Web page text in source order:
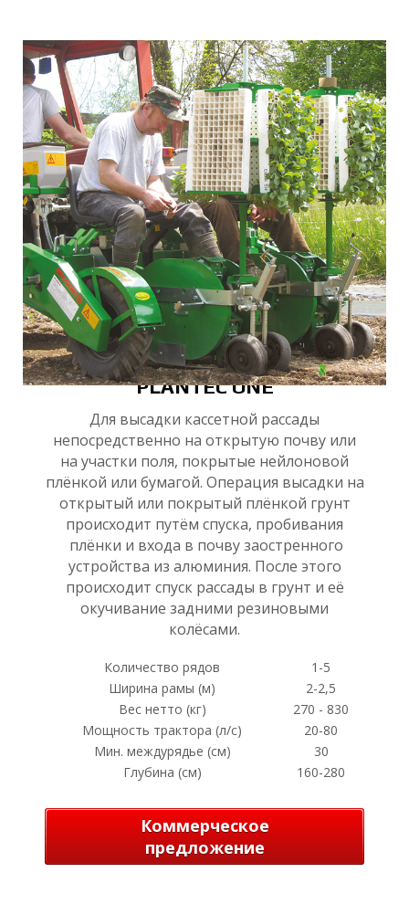
З
А
В
PLANTEC ONE
Для высадки кассетной рассады
непосредственно на открытую почву или
на участки поля, покрытые нейлоновой
плёнкой или бумагой. Операция высадки на
открытый или покрытый плёнкой грунт
происходит путём спуска, пробивания
плёнки и входа в почву заостренного
устройства из алюминия. После этого
происходит спуск рассады в грунт и её
окучивание задними резиновыми
колёсами.
Количество рядов
1-5
Ширина рамы (м)
2-2,5
Вес нетто (кг)
270 - 830
Мощность трактора (л/с)
20-80
Мин. междурядье (см)
30
Глубина (см)
160-280
Коммерческое
предложение